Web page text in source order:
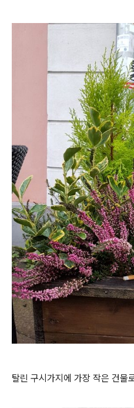
탈린 구시가지에 가장 작은 건물